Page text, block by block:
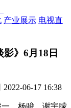
产业展示 电视直
》6月18日
2022-06-17 16:38